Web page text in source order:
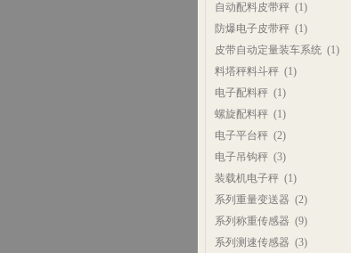
自动配料皮带秤(1)
防爆电子皮带秤(1)
皮带自动定量装车系统(1)
料塔秤料斗秤(1)
电子配料秤(1)
螺旋配料秤(1)
电子平台秤(2)
电子吊钩秤(3)
装载机电子秤(1)
系列重量变送器 (2)
系列称重传感器 (9)
系列测速传感器 (3)